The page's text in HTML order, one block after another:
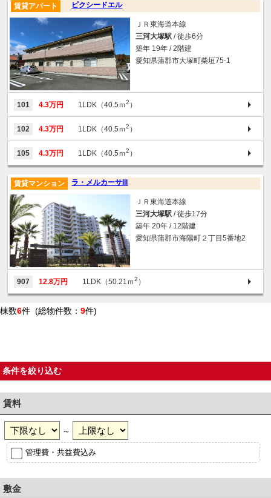
ピクシードエル
賃貸アパート
ＪＲ東海道本線
三河大塚駅 / 徒歩6分
築年 19年 / 2階建
愛知県蒲郡市大塚町柴垣75-1
101 4.3万円 1LDK（40.5ｍ2 ）
102 4.3万円 1LDK（40.5ｍ2 ）
105 4.3万円 1LDK（40.5ｍ2 ）
ラ・メルカーサIII
賃貸マンション
ＪＲ東海道本線
三河大塚駅 / 徒歩17分
築年 20年 / 12階建
愛知県蒲郡市海陽町２丁目5番地2
907 12.8万円 1LDK（50.21ｍ2 ）
棟数6件 (総物件数： 9件)
条件を絞り込む
賃料
～
管理費・共益費込み
敷金